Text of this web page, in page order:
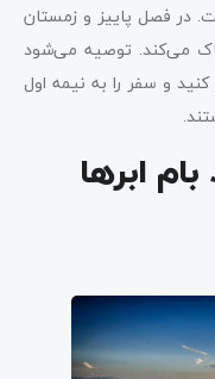
در فصل پاییز و زمستان
می‌کند. توصیه می‌شود
و سفر را به نیمه اول
ابرها